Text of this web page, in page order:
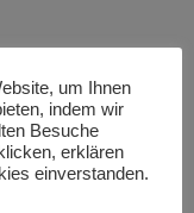
um Ihnen
indem wir
Besuche
erklären
einverstanden.